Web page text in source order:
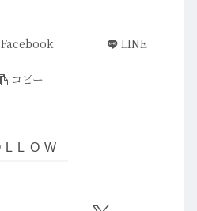
Facebook LINE
コピー